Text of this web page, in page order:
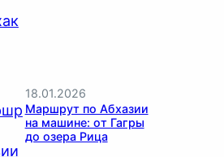
18.01.2026
Маршрут по Абхазии
на машине: от Гагры
до озера Рица